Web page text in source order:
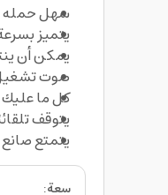
سهل حمله
يتميز بسرعة إنتاج
يمكن أن ينتج حتى 26 رطلاً من الثلج في اليوم، مما يوفر من الوقت ويسهم في تلبية
صوت تشغيل صانع الثلج يبلغ أقل من
كل ما عليك فعله
يتوقف تلقائيًا عن إنتاج
يتمتع صانع الثلج بحجم صغير
سعة: